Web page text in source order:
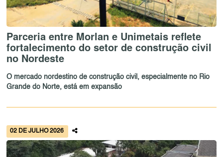
Parceria entre Morlan e Unimetais reflete
fortalecimento do setor de construção civil
no Nordeste
O mercado nordestino de construção civil, especialmente no Rio
Grande do Norte, está em expansão
02 DE JULHO 2026